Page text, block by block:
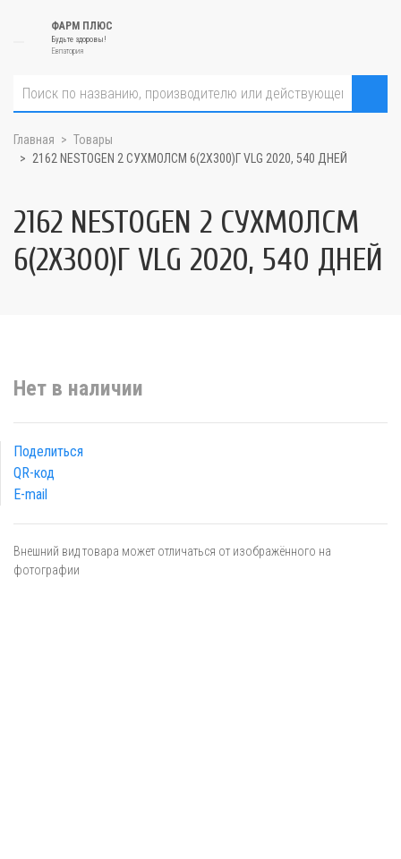
ФАРМ ПЛЮС
Будьте здоровы!
Евпатория
Главная
Товары
2162 NESTOGEN 2 СУХМОЛСМ 6(2X300)Г VLG 2020, 540 ДНЕЙ
2162 NESTOGEN 2 СУХМОЛСМ
6(2X300)Г VLG 2020, 540 ДНЕЙ
Нет в наличии
Поделиться
QR-код
E-mail
Внешний вид товара может отличаться от изображённого на
фотографии